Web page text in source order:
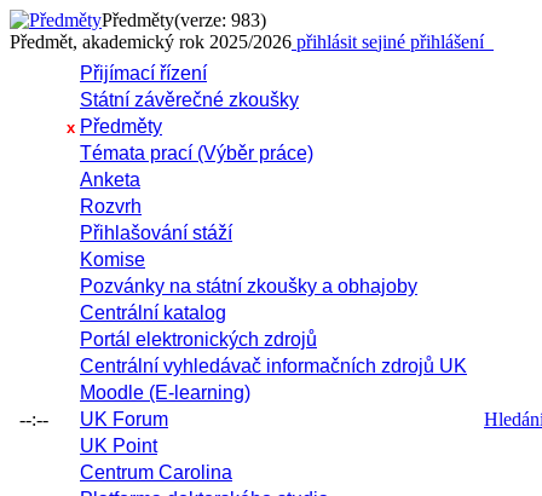
Předměty(verze: 983)
Předmět, akademický rok 2025/2026 přihlásit sejiné přihlášení
--:--
Přijímací řízení
Státní závěrečné zkoušky
x Předměty
Témata prací (Výběr práce)
Anketa
Rozvrh
Přihlašování stáží
Komise
Pozvánky na státní zkoušky a obhajoby
Centrální katalog
Portál elektronických zdrojů
Centrální vyhledávač informačních zdrojů UK
Moodle (E-learning)
UK Forum
UK Point
Centrum Carolina